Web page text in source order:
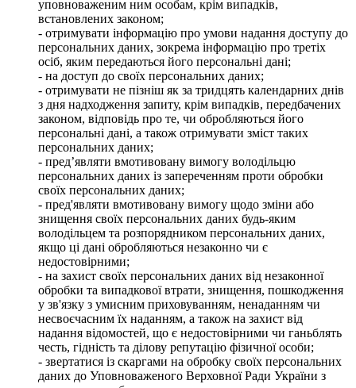
уповноваженим ним особам, крім випадків,
встановлених законом;
- отримувати інформацію про умови надання доступу до
персональних даних, зокрема інформацію про третіх
осіб, яким передаються його персональні дані;
- на доступ до своїх персональних даних;
- отримувати не пізніш як за тридцять календарних днів
з дня надходження запиту, крім випадків, передбачених
законом, відповідь про те, чи обробляються його
персональні дані, а також отримувати зміст таких
персональних даних;
- пред’являти вмотивовану вимогу володільцю
персональних даних із запереченням проти обробки
своїх персональних даних;
- пред'являти вмотивовану вимогу щодо зміни або
знищення своїх персональних даних будь-яким
володільцем та розпорядником персональних даних,
якщо ці дані обробляються незаконно чи є
недостовірними;
- на захист своїх персональних даних від незаконної
обробки та випадкової втрати, знищення, пошкодження
у зв'язку з умисним приховуванням, ненаданням чи
несвоєчасним їх наданням, а також на захист від
надання відомостей, що є недостовірними чи ганьблять
честь, гідність та ділову репутацію фізичної особи;
- звертатися із скаргами на обробку своїх персональних
даних до Уповноваженого Верховної Ради України з